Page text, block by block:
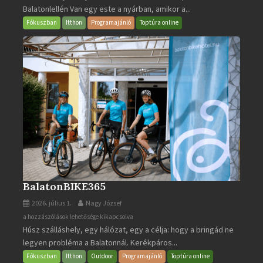
2026
bejegyzéshez
Balatonlellén Van egy este a nyárban, amikor a...
Fókuszban Itthon Programajánló Toptúra online
BalatonBIKE365
2026. július 1. Nagy József
BalatonBIKE365
bejegyzéshez
a hozzászólások lehetősége kikapcsolva
Húsz szálláshely, egy hálózat, egy a célja: hogy a bringád ne
legyen probléma a Balatonnál. Kerékpáros...
Fókuszban Itthon Outdoor Programajánló Toptúra online